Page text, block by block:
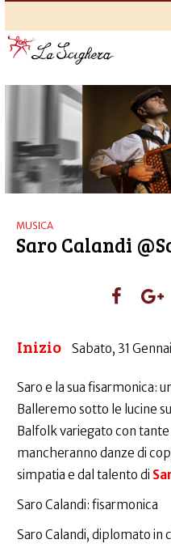
MUSICA
Saro Calandi
Inizio Sabato, 31
Saro e la sua fisarmonica:
Balleremo sotto le lucine
Balfolk variegato con
mancheranno danze di
simpatia e dal talento di
Saro Calandi: fisarmonica
Saro Calandi, diplomato in